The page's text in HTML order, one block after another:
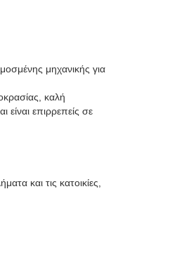
μηχανικής για
καλή
επιρρεπείς σε
και τις κατοικίες,